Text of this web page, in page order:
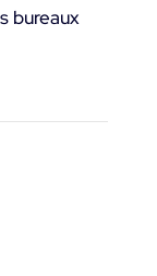
bureaux